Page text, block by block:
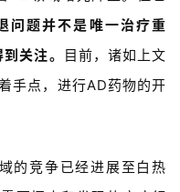
问题并不是 唯一治疗重
到关注。 目前， 诸如上文
手点 ， 进行AD药物的开
的竞争已经进展至 白热